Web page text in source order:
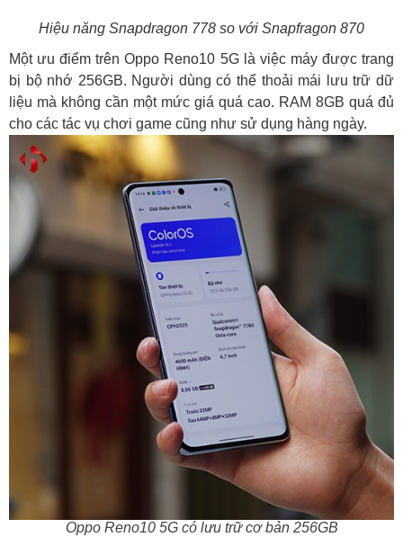
Hiệu năng Snapdragon 778 so với Snapfragon 870
Một ưu điểm trên Oppo Reno10 5G là việc máy được trang
bị bộ nhớ 256GB. Người dùng có thể thoải mái lưu trữ dữ
liệu mà không cần một mức giá quá cao. RAM 8GB quá đủ
cho các tác vụ chơi game cũng như sử dụng hàng ngày.
Oppo Reno10 5G có lưu trữ cơ bản 256GB